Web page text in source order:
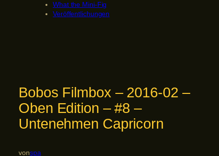
What the Mini-Fig
Veröffentlichungen
Bobos Filmbox – 2016-02 –
Oben Edition – #8 –
Untenehmen Capricorn
vonspa